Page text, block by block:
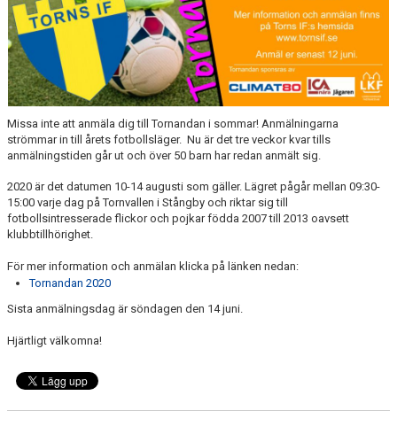
WEBBSHOP
Missa inte att anmäla dig till Tornandan i sommar! Anmälningarna
strömmar in till årets fotbollsläger. Nu är det tre veckor kvar tills
anmälningstiden går ut och över 50 barn har redan anmält sig.
2020 är det datumen 10-14 augusti som gäller. Lägret pågår mellan 09:30-
15:00 varje dag på Tornvallen i Stångby och riktar sig till
fotbollsintresserade flickor och pojkar födda 2007 till 2013 oavsett
klubbtillhörighet.
För mer information och anmälan klicka på länken nedan:
Tornandan 2020
Sista anmälningsdag är söndagen den 14 juni.
Hjärtligt välkomna!